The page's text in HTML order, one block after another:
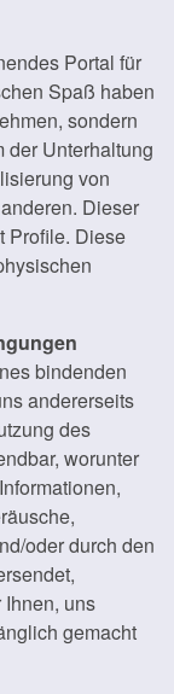
Portal für
Spaß haben
sondern
der Unterhaltung
von
Dieser
Profile. Diese
bindenden
andererseits
des
worunter
oder durch den
uns
gemacht